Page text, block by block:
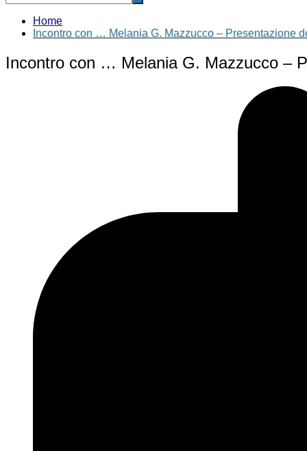
Home
Incontro con … Melania G. Mazzucco – Presentazione
Incontro con … Melania G. Mazzucco –